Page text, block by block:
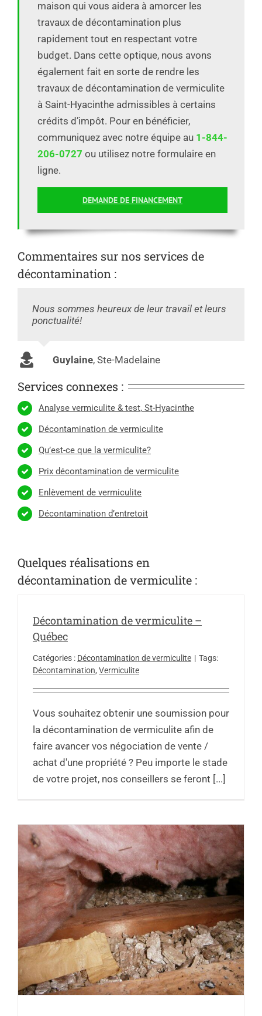
maison qui vous aidera à amorcer les
travaux de décontamination plus
rapidement tout en respectant votre
budget. Dans cette optique, nous avons
également fait en sorte de rendre les
travaux de décontamination de vermiculite
à Saint-Hyacinthe admissibles à certains
crédits d’impôt. Pour en bénéficier,
communiquez avec notre équipe au 1-844-
206-0727 ou utilisez notre formulaire en
ligne.
DEMANDE DE FINANCEMENT
Commentaires sur nos services de
décontamination :
Nous sommes heureux de leur travail et leurs
ponctualité!
Guylaine, Ste-Madelaine
Services connexes :
Analyse vermiculite & test, St-Hyacinthe
Décontamination de vermiculite
Qu’est-ce que la vermiculite?
Prix décontamination de vermiculite
Enlèvement de vermiculite
Décontamination d’entretoit
Quelques réalisations en
décontamination de vermiculite :
Décontamination de vermiculite –
Québec
Catégories : Décontamination de vermiculite | Tags:
Décontamination, Vermiculite
Vous souhaitez obtenir une soumission pour
la décontamination de vermiculite afin de
faire avancer vos négociation de vente /
achat d'une propriété ? Peu importe le stade
de votre projet, nos conseillers se feront [...]